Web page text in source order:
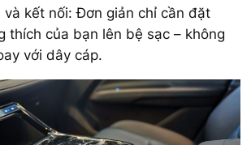
và kết nối: Đơn giản chỉ cần đặt
thích của bạn lên bệ sạc – không
với dây cáp.